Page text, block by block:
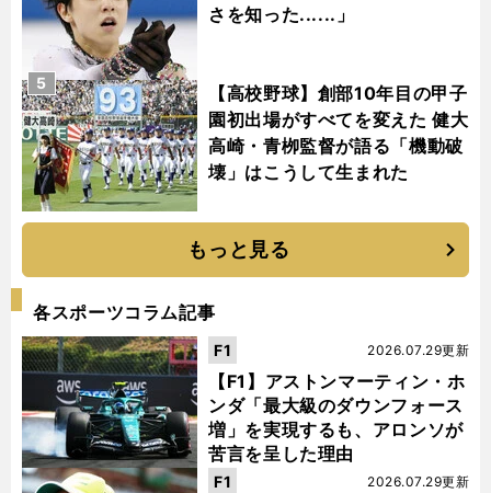
さを知った......」
【高校野球】創部10年目の甲子
園初出場がすべてを変えた 健大
高崎・青栁監督が語る「機動破
壊」はこうして生まれた
5
もっと見る
各スポーツコラム記事
【F1】アストンマーティン・ホ
ンダ「最大級のダウンフォース
増」を実現するも、アロンソが
苦言を呈した理由
2026.07.29更新
F1
2026.07.29更新
F1